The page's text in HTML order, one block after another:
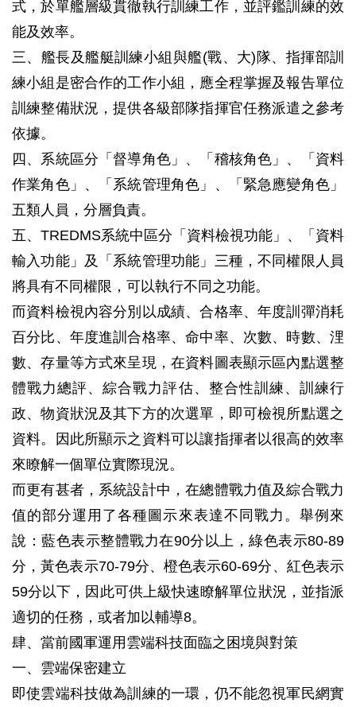
式，於單艦層級貫徹執行訓練工作，並評鑑訓練的效
能及效率。
三、艦長及艦艇訓練小組與艦(戰、大)隊、指揮部訓
練小組是密合作的工作小組，應全程掌握及報告單位
訓練整備狀況，提供各級部隊指揮官任務派遣之參考
依據。
四、系統區分「督導角色」、「稽核角色」、「資料
作業角色」、「系統管理角色」、「緊急應變角色」
五類人員，分層負責。
五、TREDMS系統中區分「資料檢視功能」、「資料
輸入功能」及「系統管理功能」三種，不同權限人員
將具有不同權限，可以執行不同之功能。
而資料檢視內容分別以成績、合格率、年度訓彈消耗
百分比、年度進訓合格率、命中率、次數、時數、浬
數、存量等方式來呈現，在資料圖表顯示區內點選整
體戰力總評、綜合戰力評估、整合性訓練、訓練行
政、物資狀況及其下方的次選單，即可檢視所點選之
資料。因此所顯示之資料可以讓指揮者以很高的效率
來瞭解一個單位實際現況。
而更有甚者，系統設計中，在總體戰力值及綜合戰力
值的部分運用了各種圖示來表達不同戰力。舉例來
說：藍色表示整體戰力在90分以上，綠色表示80-89
分，黃色表示70-79分、橙色表示60-69分、紅色表示
59分以下，因此可供上級快速瞭解單位狀況，並指派
適切的任務，或者加以輔導8。
肆、當前國軍運用雲端科技面臨之困境與對策
一、雲端保密建立
即使雲端科技做為訓練的一環，仍不能忽視軍民網實